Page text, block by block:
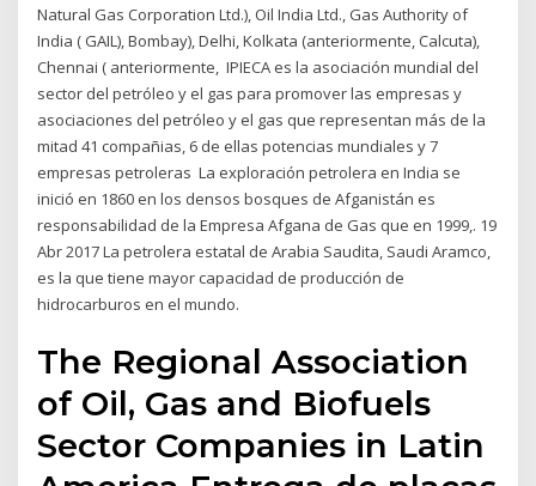
Natural Gas Corporation Ltd.), Oil India Ltd., Gas Authority of
India ( GAIL), Bombay), Delhi, Kolkata (anteriormente, Calcuta),
Chennai ( anteriormente, IPIECA es la asociación mundial del
sector del petróleo y el gas para promover las empresas y
asociaciones del petróleo y el gas que representan más de la
mitad 41 compañias, 6 de ellas potencias mundiales y 7
empresas petroleras La exploración petrolera en India se
inició en 1860 en los densos bosques de Afganistán es
responsabilidad de la Empresa Afgana de Gas que en 1999,. 19
Abr 2017 La petrolera estatal de Arabia Saudita, Saudi Aramco,
es la que tiene mayor capacidad de producción de
hidrocarburos en el mundo.
The Regional Association
of Oil, Gas and Biofuels
Sector Companies in Latin